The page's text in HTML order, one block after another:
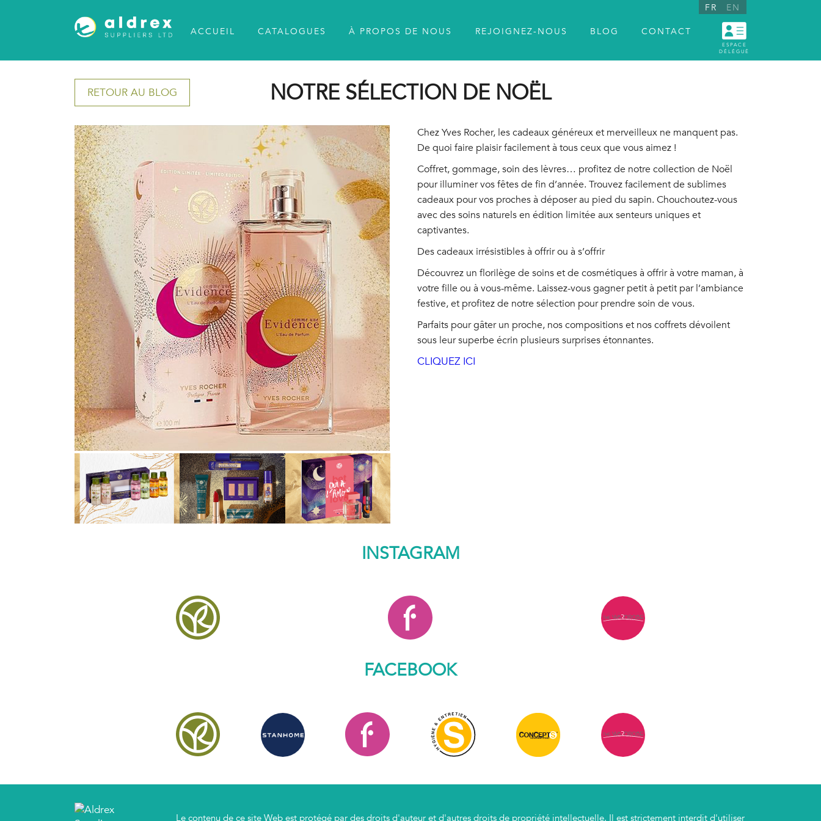
FR EN
ACCUEIL CATALOGUES À PROPOS DE NOUS REJOIGNEZ-NOUS BLOG CONTACT
ESPACE
DÉLÉGUÉ
RETOUR AU BLOG NOTRE SÉLECTION DE NOËL
Chez Yves Rocher, les cadeaux généreux et merveilleux ne manquent pas.
De quoi faire plaisir facilement à tous ceux que vous aimez !
Coffret, gommage, soin des lèvres… profitez de notre collection de Noël
pour illuminer vos fêtes de fin d’année. Trouvez facilement de sublimes
cadeaux pour vos proches à déposer au pied du sapin. Chouchoutez-vous
avec des soins naturels en édition limitée aux senteurs uniques et
captivantes.
Des cadeaux irrésistibles à offrir ou à s’offrir
Découvrez un florilège de soins et de cosmétiques à offrir à votre maman, à
votre fille ou à vous-même. Laissez-vous gagner petit à petit par l’ambiance
festive, et profitez de notre sélection pour prendre soin de vous.
Parfaits pour gâter un proche, nos compositions et nos coffrets dévoilent
sous leur superbe écrin plusieurs surprises étonnantes.
CLIQUEZ ICI
INSTAGRAM
FACEBOOK
Le contenu de ce site Web est protégé par des droits d'auteur et d'autres droits de propriété intellectuelle. Il est strictement interdit d'utiliser